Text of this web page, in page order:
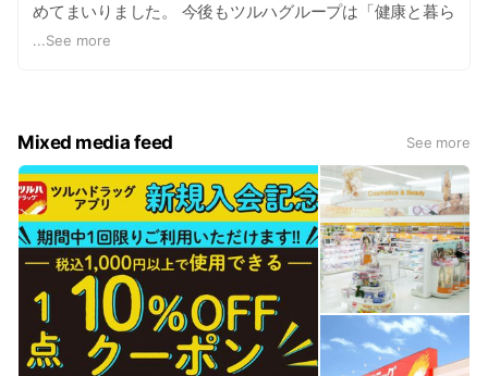
めてまいりました。 今後もツルハグループは「健康と暮ら
しのパートナー」を合言葉に医薬品から毎日の生活に役立
...See more
Mixed media feed See more